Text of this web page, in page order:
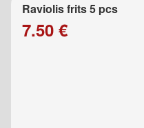
Raviolis frits 5 pcs
7.50 €